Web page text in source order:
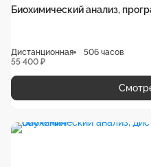
Биохимический анализ,
Дистанционная
506 часов
55 400 ₽